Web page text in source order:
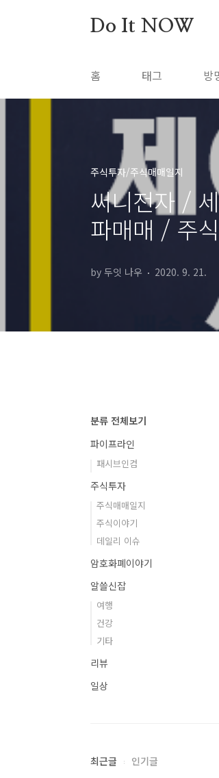
Do It NOW
홈 태그 방
주식투자/주식매매일지
써니전자 /
파매매 / 주
by 두잇 나우 2020. 9. 21.
분류 전체보기
파이프라인
패시브인컴
주식투자
주식매매일지
주식이야기
데일리 이슈
암호화폐이야기
알쓸신잡
여행
건강
기타
리뷰
일상
최근글 인기글